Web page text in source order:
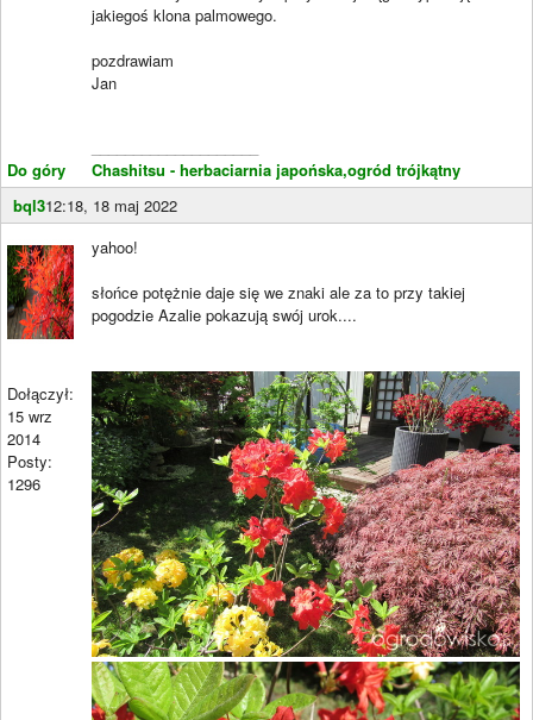
Do góry
jakiegoś klona palmowego.
pozdrawiam
Jan
Chashitsu - herbaciarnia japońska,ogród trójkątny
bql312:18, 18 maj 2022
Dołączył:
15 wrz
2014
Posty:
1296
yahoo!
słońce potężnie daje się we znaki ale za to przy takiej
pogodzie Azalie pokazują swój urok....